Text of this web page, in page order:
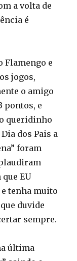
a volta de
é
Flamengo e
jogos,
o amigo
pontos, e
queridinho
dos Pais a
foram
EU
tenha muito
duvide
sempre.
última